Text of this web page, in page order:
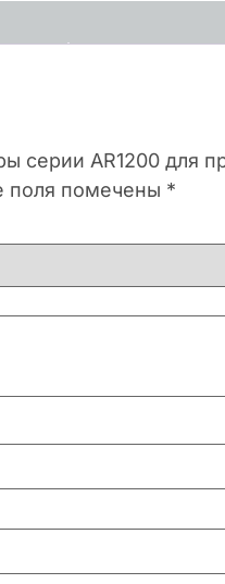
серии AR1200 для
поля помечены *